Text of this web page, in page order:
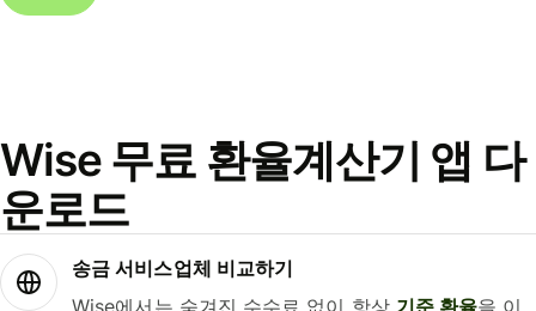
Wise 무료 환율계산기 앱 다
운로드
송금 서비스업체 비교하기